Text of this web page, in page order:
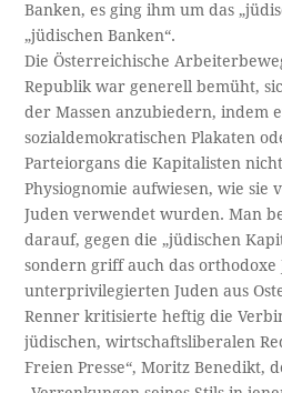
Banken, es ging ihm um das
„jüdischen Banken“.
Die Österreichische
Republik war generell bemüht,
der Massen anzubiedern, indem
sozialdemokratischen Plakaten
Parteiorgans die Kapitalisten
Physiognomie aufwiesen, wie sie
Juden verwendet wurden. Man
darauf, gegen die „jüdischen
sondern griff auch das orthodoxe
unterprivilegierten Juden aus
Renner kritisierte heftig die
jüdischen, wirtschaftsliberalen
Freien Presse“, Moritz Benedikt,